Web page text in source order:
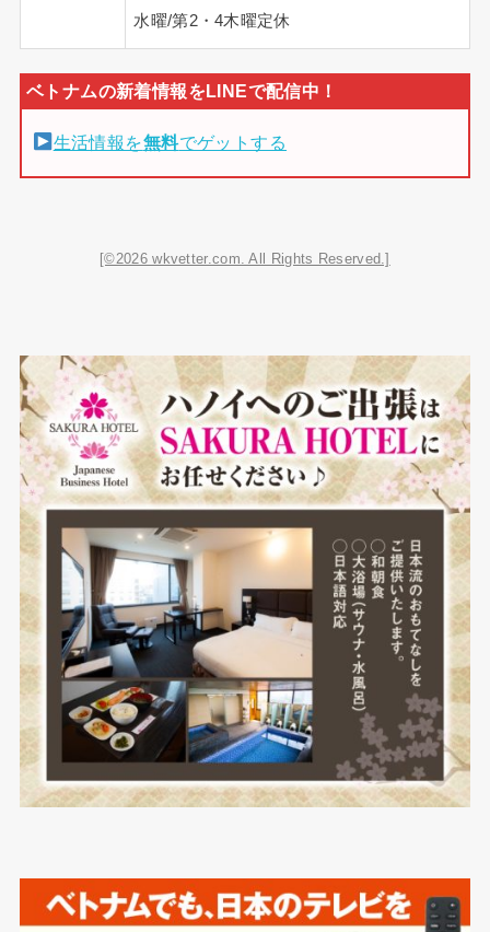
水曜/第2・4木曜定休
生活情報を無料でゲットする
[©2026 wkvetter.com. All Rights Reserved.]